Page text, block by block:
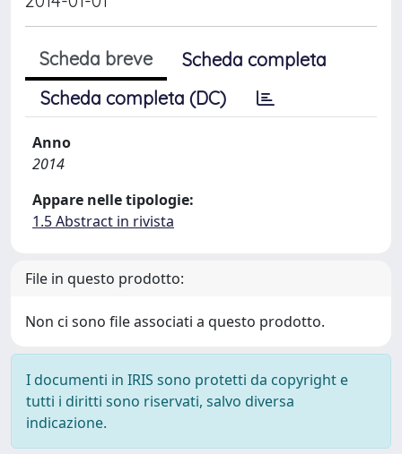
Scheda breve
Scheda completa
Scheda completa (DC)
Anno
2014
Appare nelle tipologie:
1.5 Abstract in rivista
File in questo prodotto:
Non ci sono file associati a questo prodotto.
I documenti in IRIS sono protetti da copyright e
tutti i diritti sono riservati, salvo diversa
indicazione.